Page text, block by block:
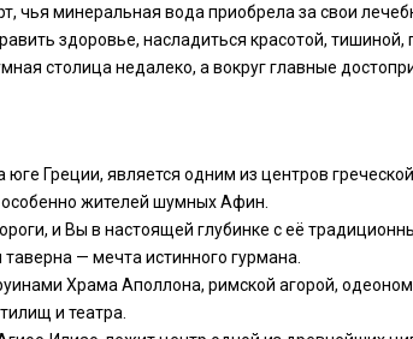
чья минеральная вода приобрела за свои
здоровье, насладиться красотой,
столица недалеко, а вокруг главные
Греции, является одним из центров
жителей шумных Афин.
и Вы в настоящей глубинке с её
— мечта истинного гурмана.
Храма Аполлона, римской агорой,
и театра.